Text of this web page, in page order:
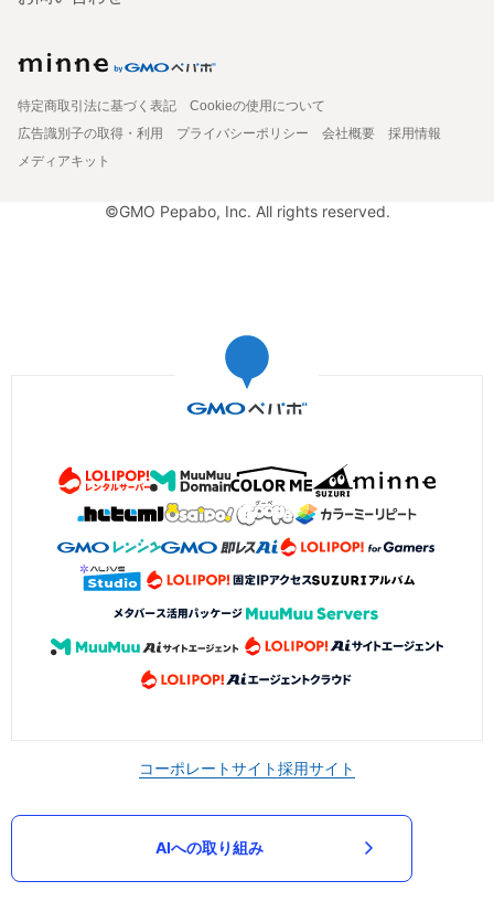
特定商取引法に基づく表記
Cookieの使用について
広告識別子の取得・利用
プライバシーポリシー 会社概要
採用情報
メディアキット
©GMO Pepabo, Inc. All rights reserved.
コーポレートサイト採用サイト
AIへの取り組み